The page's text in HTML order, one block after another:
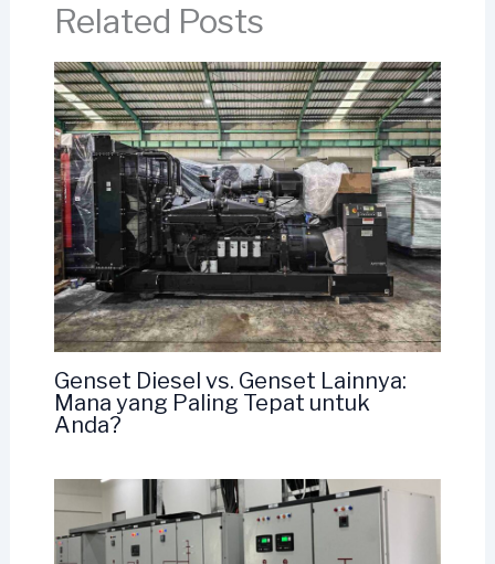
Related Posts
Genset Diesel vs. Genset Lainnya:
Mana yang Paling Tepat untuk
Anda?